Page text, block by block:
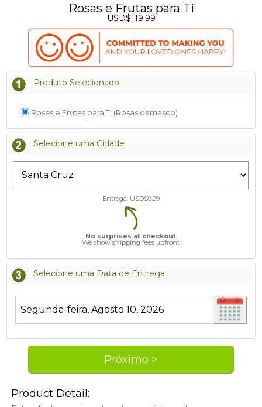
Rosas e Frutas para Ti
USD$119.99
Produto Selecionado
Rosas e Frutas para Ti (Rosas damasco)
Selecione uma Cidade
Entrega: USD$9.99
No surprises at checkout
We show shipping fees upfront
Selecione uma Data de Entrega
Product Detail: